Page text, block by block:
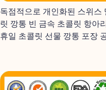
독점적으로 개인화된 스위스
릿 깡통 빈 금속 초콜릿 항아
휴일 초콜릿 선물 깡통 포장